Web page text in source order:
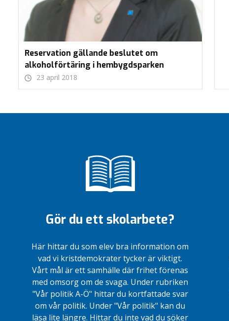
Reservation gällande beslutet om
alkoholförtäring i hembygdsparken
23 april 2018
Gör du ett skolarbete?
Här hittar du som elev bra information om
vad vi kristdemokrater tycker är viktigt.
Vårt mål är ett samhälle där frihet förenas
med omsorg om de svaga. Under rubriken
"Vår politik A-Ö" hittar du kortfattade svar
om vår politik. Under "Vår politik" kan du
läsa lite längre. Hittar du inte vad du söker